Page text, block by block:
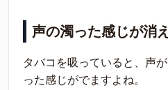
声の濁った感じが消
タバコを吸っていると、声
った感じがでますよね。